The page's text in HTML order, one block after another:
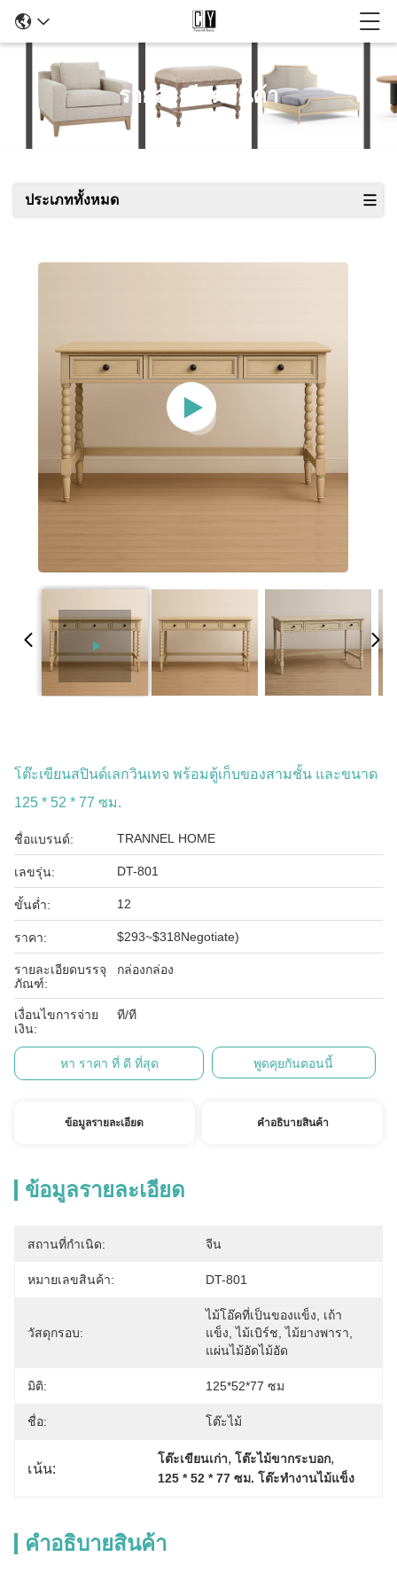
รายละเอียดสินค้า
ประเภททั้งหมด
โต๊ะเขียนสปินด์เลกวินเทจ พร้อมตู้เก็บของสามชั้น และขนาด
125 * 52 * 77 ซม.
ชื่อแบรนด์: TRANNEL HOME
เลขรุ่น: DT-801
ขั้นต่ำ: 12
ราคา: $293~$318Negotiate)
รายละเอียดบรรจุ
ภัณฑ์:
กล่องกล่อง
เงื่อนไขการจ่าย
เงิน:
ที/ที
หา ราคา ที่ ดี ที่สุด พูดคุยกันตอนนี้
ข้อมูลรายละเอียด คําอธิบายสินค้า
ข้อมูลรายละเอียด
สถานที่กำเนิด: จีน
หมายเลขสินค้า: DT-801
วัสดุกรอบ:
ไม้โอ๊คที่เป็นของแข็ง, เถ้า
แข็ง, ไม้เบิร์ช, ไม้ยางพารา,
แผ่นไม้อัดไม้อัด
มิติ: 125*52*77 ซม
ชื่อ: โต๊ะไม้
เน้น:
โต๊ะเขียนเก่า, โต๊ะไม้ขากระบอก,
125 * 52 * 77 ซม. โต๊ะทํางานไม้แข็ง
คําอธิบายสินค้า